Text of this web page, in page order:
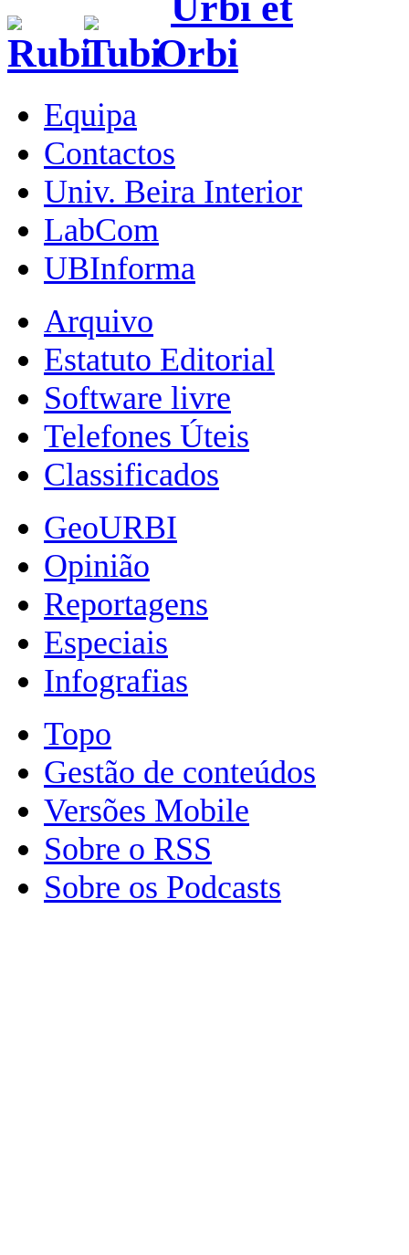
Equipa
Contactos
Univ. Beira Interior
LabCom
UBInforma
Arquivo
Estatuto Editorial
Software livre
Telefones Úteis
Classificados
GeoURBI
Opinião
Reportagens
Especiais
Infografias
Topo
Gestão de conteúdos
Versões Mobile
Sobre o RSS
Sobre os Podcasts